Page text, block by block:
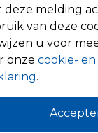
Informatie
deze melding
van deze
u voor
onze cookie-
.